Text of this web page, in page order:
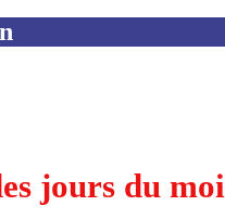
jours du